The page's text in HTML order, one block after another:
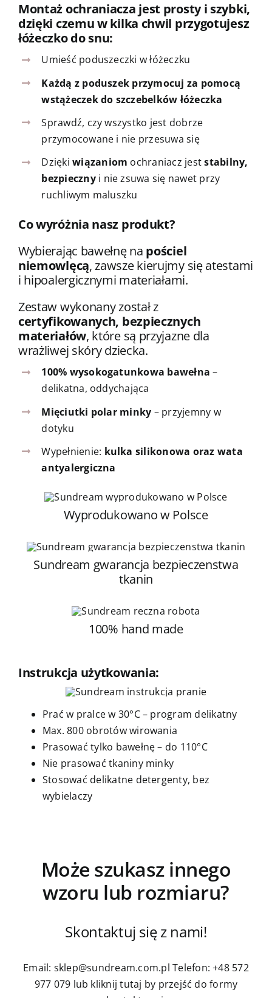
Montaż ochraniacza jest prosty i szybki,
dzięki czemu w kilka chwil przygotujesz
łóżeczko do snu:
Umieść poduszeczki w łóżeczku
Każdą z poduszek przymocuj za pomocą
wstążeczek do szczebelków łóżeczka
Sprawdź, czy wszystko jest dobrze
przymocowane i nie przesuwa się
Dziękiwiązaniom ochraniacz jeststabilny,
bezpiecznyi nie zsuwa się nawet przy
ruchliwym maluszku
Co wyróżnia nasz produkt?
Wybierając bawełnę na pościel
niemowlęcą, zawsze kierujmy się atestami
i hipoalergicznymi materiałami.
Zestaw wykonany został z
certyfikowanych, bezpiecznych
materiałów, które są przyjazne dla
wrażliwej skóry dziecka.
100% wysokogatunkowa bawełna –
delikatna, oddychająca
Mięciutki polar minky – przyjemny w
dotyku
Wypełnienie: kulka silikonowa oraz wata
antyalergiczna
Wyprodukowano w Polsce
Sundream gwarancja bezpieczenstwa
tkanin
100% hand made
Instrukcja użytkowania:
Prać w pralce w 30°C – program delikatny
Max. 800 obrotów wirowania
Prasować tylko bawełnę – do 110°C
Nie prasować tkaniny minky
Stosować delikatne detergenty, bez
wybielaczy
Może szukasz innego
wzoru lub rozmiaru?
Skontaktuj się z nami!
Email: sklep@sundream.com.pl Telefon: +48 572
977 079 lub kliknij tutaj by przejść do formy